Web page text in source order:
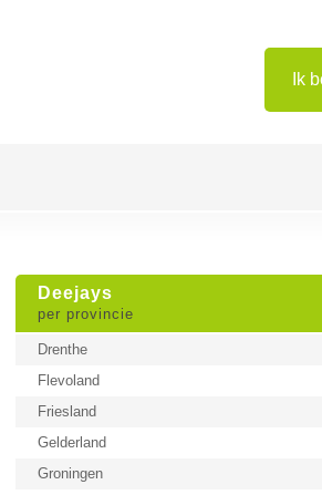
Ik
Deejays
per provincie
Drenthe
Flevoland
Friesland
Gelderland
Groningen